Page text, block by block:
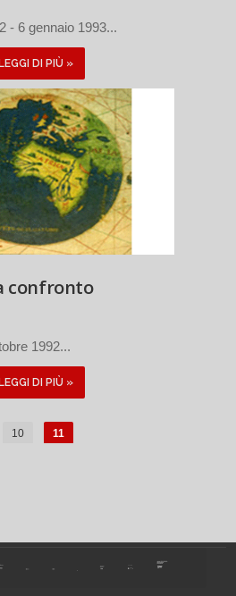
- 6 gennaio 1993...
LEGGI DI PIÙ »
confronto
1992...
LEGGI DI PIÙ »
10 11